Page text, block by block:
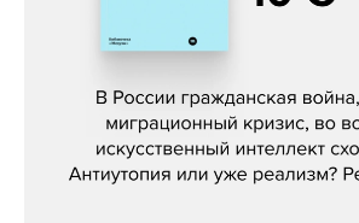
Константин Зарубин,